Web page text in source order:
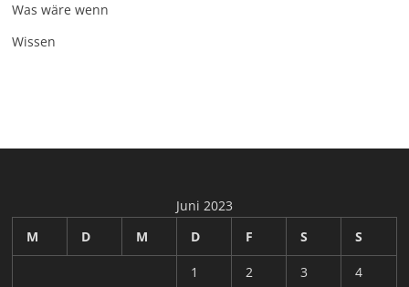
Was wäre wenn
Wissen
Juni 2023
M
D M D F S S
1 2 3
4